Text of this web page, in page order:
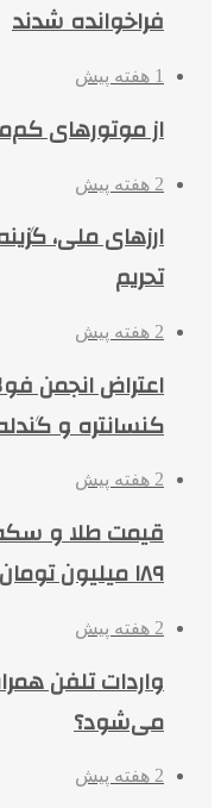
فراخوانده شدند
1 هفته پیش
از موتورهای
2 هفته پیش
ارزهای ملی،
تحریم
2 هفته پیش
اعتراض انجمن
کنسانتره و
2 هفته پیش
قیمت طلا و سکه
۱۸۹ میلیون تومان
2 هفته پیش
واردات تلفن
می‌شود؟
2 هفته پیش